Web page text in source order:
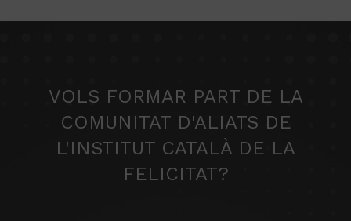
VOLS FORMAR PART DE LA
COMUNITAT D'ALIATS DE
L'INSTITUT CATALÀ DE LA
FELICITAT?